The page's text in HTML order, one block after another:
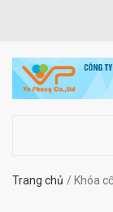
Trang chủ Khóa